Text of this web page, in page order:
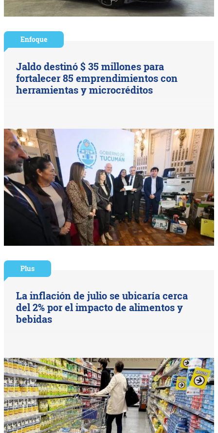
Enfoque
Jaldo destinó $ 35 millones para
fortalecer 85 emprendimientos con
herramientas y microcréditos
Plus
La inflación de julio se ubicaría cerca
del 2% por el impacto de alimentos y
bebidas